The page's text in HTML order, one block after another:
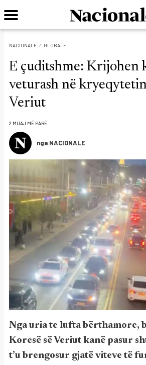
NACIONALE GLOBALE
E çuditshme: Krijohen
veturash në
Veriut
2 MUAJ MË PARË
nga NACIONALE
Nga uria te lufta bërthamore,
Koresë së Veriut kanë pasur
t’u brengosur gjatë viteve të